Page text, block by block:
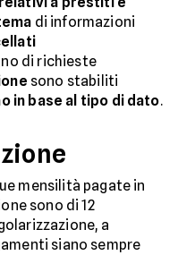
di informazioni
di richieste
sono stabiliti
in base al tipo di dato.
mensilità pagate in
sono di 12
a
siano sempre